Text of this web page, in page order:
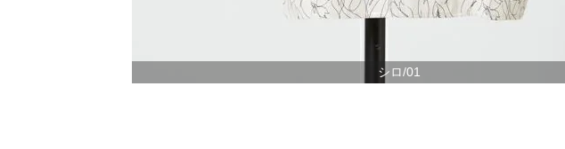
シロ/01